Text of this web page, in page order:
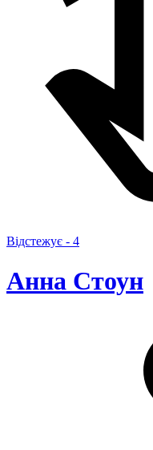
Відстежує - 4
Анна Стоун